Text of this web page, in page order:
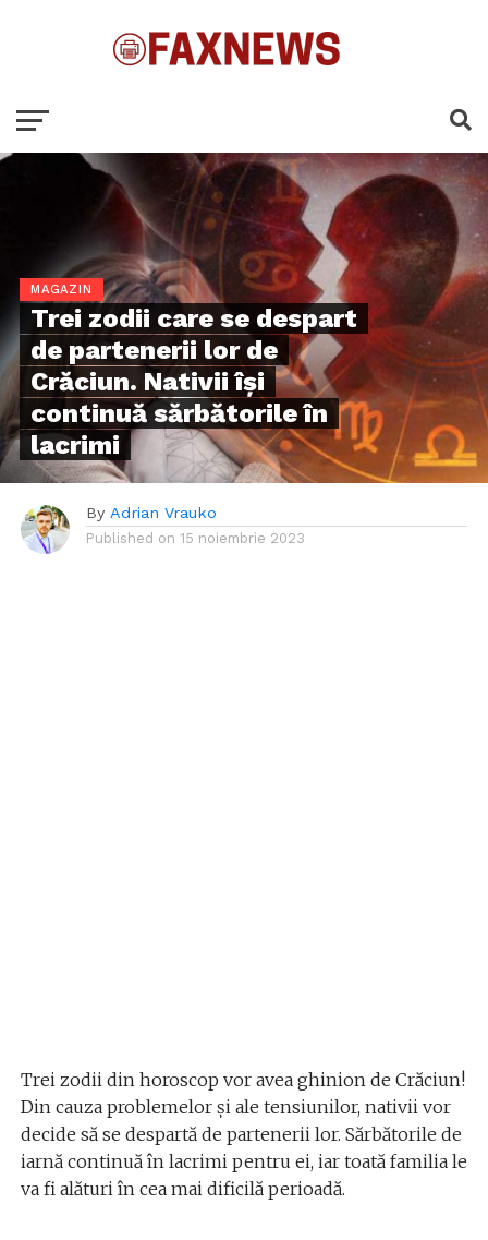
MAGAZIN
Trei zodii care se despart
de partenerii lor de
Crăciun. Nativii își
continuă sărbătorile în
lacrimi
By Adrian Vrauko
Published on 15 noiembrie 2023
Trei zodii din horoscop vor avea ghinion de Crăciun!
Din cauza problemelor și ale tensiunilor, nativii vor
decide să se despartă de partenerii lor. Sărbătorile de
iarnă continuă în lacrimi pentru ei, iar toată familia le
va fi alături în cea mai dificilă perioadă.